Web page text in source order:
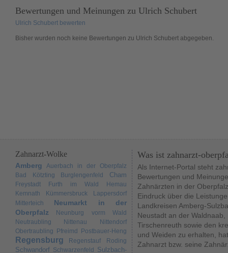
Bewertungen und Meinungen zu Ulrich Schubert
Ulrich Schubert bewerten
Bisher wurden noch keine Bewertungen zu Ulrich Schubert abgegeben.
Zahnarzt-Wolke
Amberg
Auerbach in der Oberpfalz
Bad Kötzting
Burglengenfeld Cham
Freystadt Furth im Wald
Hemau
Kemnath
Kümmersbruck
Lappersdorf
Mitterteich
Neumarkt in der
Oberpfalz
Neunburg vorm Wald
Neutraubling
Nittenau
Nittendorf
Obertraubling
Pfreimd Postbauer-Heng
Regensburg Regenstauf Roding
Schwandorf Schwarzenfeld
Sulzbach-
Was ist zahnarzt-
Als Internet-Portal steht
Bewertungen und
Zahnärzten in der
Eindruck über die
Landkreisen Amberg-
Neustadt an der
Tirschenreuth sowie den
und Weiden zu erhalten,
Zahnarzt bzw. seine